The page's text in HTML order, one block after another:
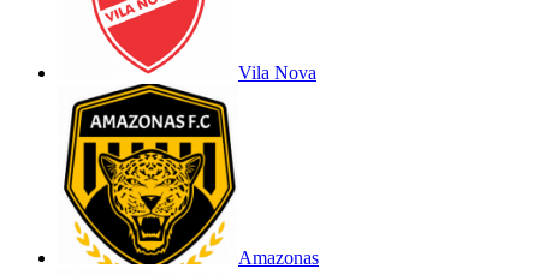
Vila Nova
Amazonas